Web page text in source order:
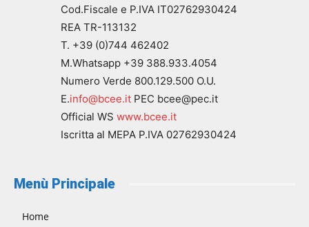
Cod.Fiscale e P.IVA IT02762930424
REA TR-113132
T. +39 (0)744 462402
M.Whatsapp +39 388.933.4054
Numero Verde 800.129.500 O.U.
E.info@bcee.it PEC bcee@pec.it
Official WS www.bcee.it
Iscritta al MEPA P.IVA 02762930424
Menù Principale
Home